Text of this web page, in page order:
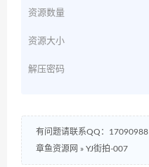
资源数量
资源大小
解压密码
有问题请联系QQ：17090988
章鱼资源网 » YJ街拍-007